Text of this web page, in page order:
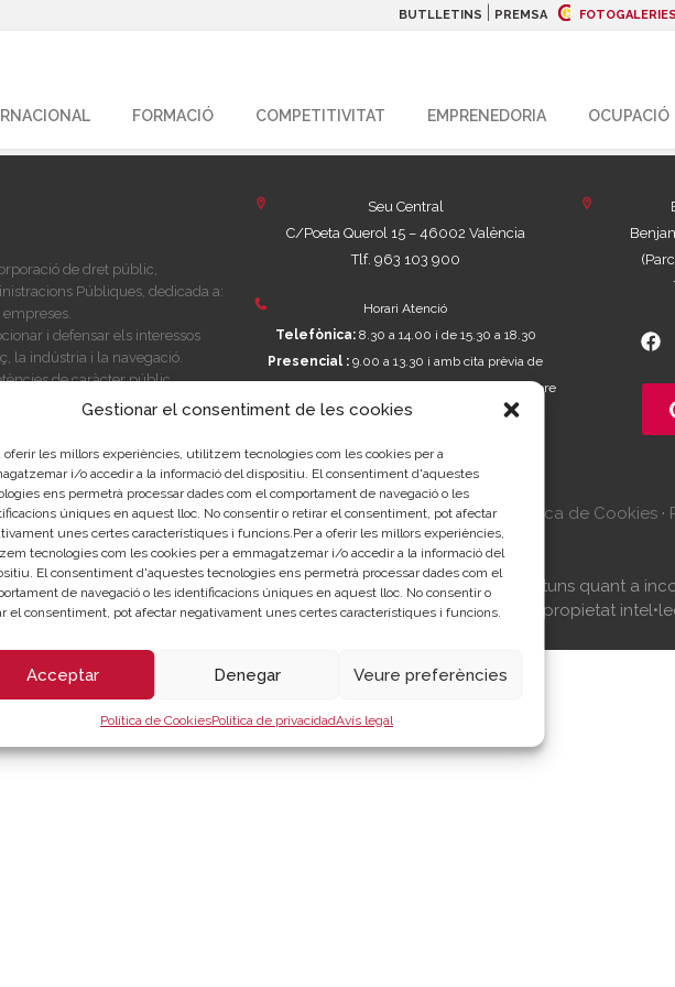
Gestionar el consentiment de les cookies
oferir les millors experiències, utilitzem tecnologies com les cookies per a
i/o accedir a la informació del dispositiu. El consentiment d'aquestes
ens permetrà processar dades com el comportament de navegació o les
úniques en aquest lloc. No consentir o retirar el consentiment, pot afectar
unes certes característiques i funcions.Per a oferir les millors experiències,
tecnologies com les cookies per a emmagatzemar i/o accedir a la informació del
El consentiment d'aquestes tecnologies ens permetrà processar dades com el
de navegació o les identificacions úniques en aquest lloc. No consentir o
el consentiment, pot afectar negativament unes certes característiques i funcions.
Acceptar Denegar Veure preferències
Política de CookiesPolítica de privacidadAvís legal
BUTLLETINS PREMSA
FORMACIÓ COMPETITIVITAT EMPRENEDORIA OCUPACIÓ
de dret públic,
Públiques, dedicada a:
i defensar els interessos
la indústria i la navegació.
de caràcter públic
que puguen encomanar i delegar
Seu Central
C/Poeta Querol 15 – 46002 València
Tlf. 963 103 900
Horari Atenció
Telefònica:8.30 a 14.00 i de 15.30 a 18.30
Presencial : 9.00 a 13.30 i amb cita prèvia de
(des de l’1 de Juliol al 15 de Setembre
només als matins)
i Navegació de València 2023 – CIF: Q4673002D –Avís legal· Política de Cookies ·
automàtic SALT 4.0, la qual cosa es comunica als efectes oportuns quant a
Així mateix, Cambra de València no es responsabilitza per raó de propietat